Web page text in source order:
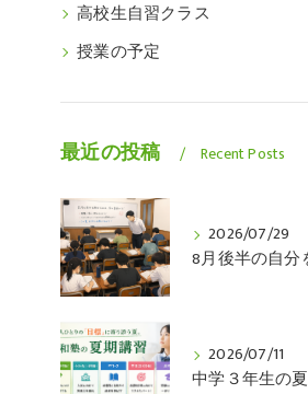
高校生自習クラス
授業の予定
最近の投稿 Recent Posts
2026/07/29
2026/07/11
中学３年生の夏